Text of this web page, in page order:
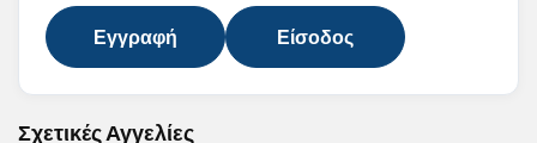
Εγγραφή Είσοδος
Σχετικές Αγγελίες